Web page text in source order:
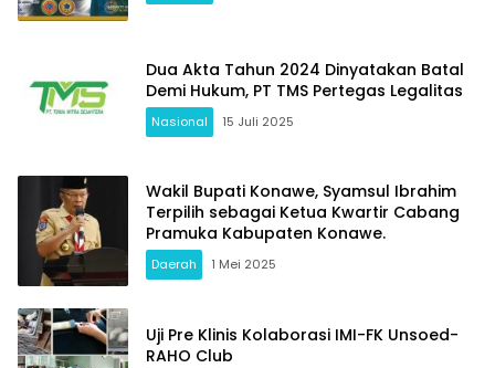
Dua Akta Tahun 2024 Dinyatakan Batal
Demi Hukum, PT TMS Pertegas Legalitas
Nasional 15 Juli 2025
Wakil Bupati Konawe, Syamsul Ibrahim
Terpilih sebagai Ketua Kwartir Cabang
Pramuka Kabupaten Konawe.
Daerah 1 Mei 2025
Uji Pre Klinis Kolaborasi IMI-FK Unsoed-
RAHO Club